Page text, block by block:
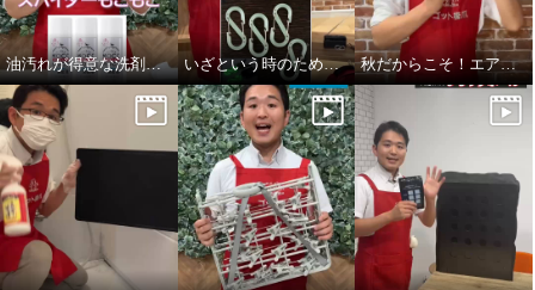
＜４本セット＞ エアコンクリー
ナー Ａｇ消臭プラス
¥0
油汚れが得意な洗剤！すいすい水vsスパイダーもこもこ いざという時のために！備えておきたい！ 秋だからこそ！エアコンのお掃除を！